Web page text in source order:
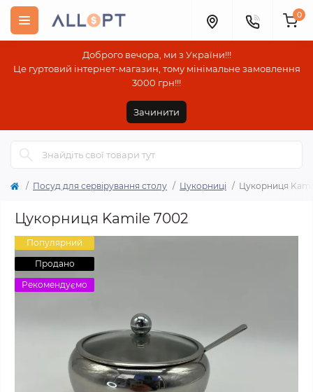
Доброго вечора, ми з України!!!
Це гуртовий інтернет-магазин, тому мінімальне замовлення
3000 грн!!!
Зачинити
0
Посуд для сервірування столу Цукорниці Цукорниця
Цукорниця Kamile 7002
Популярний
Продано
Рекомендуємо